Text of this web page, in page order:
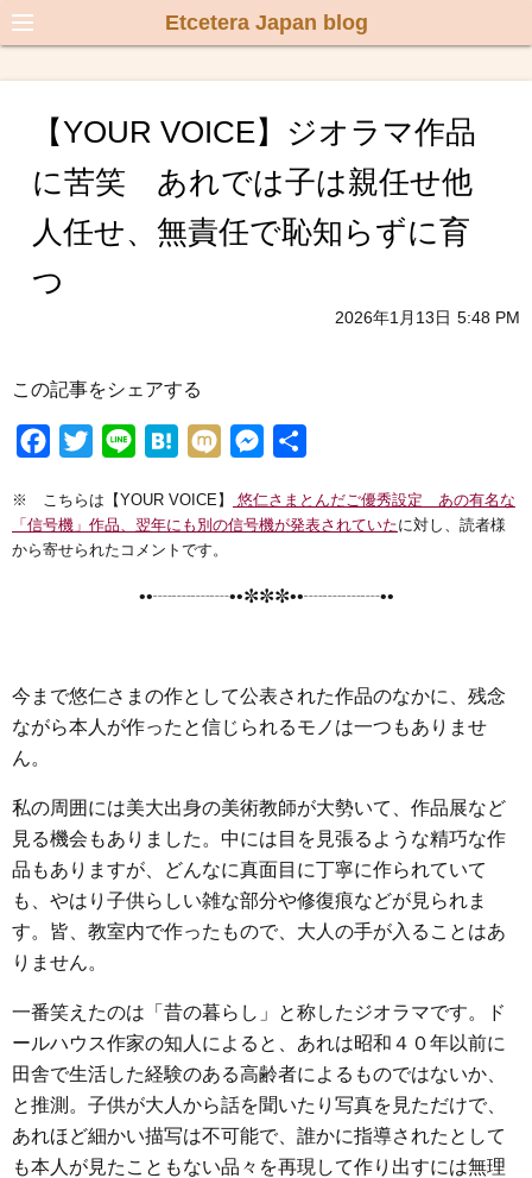
Etcetera Japan blog
【YOUR VOICE】ジオラマ作品
に苦笑 あれでは子は親任せ他
人任せ、無責任で恥知らずに育
つ
2026年1月13日 5:48 PM
この記事をシェアする
c
e
i
t
n
H
t
e
M
x
s
n
r
※ こちらは【YOUR VOICE】
悠仁さまとんだご優秀設定 あの有名な
「信号機」作品、翌年にも別の信号機が発表されていたに対し、読者様
から寄せられたコメントです。
••┈┈┈┈••✼✼✼••┈┈┈┈••
今まで悠仁さまの作として公表された作品のなかに、残念
ながら本人が作ったと信じられるモノは一つもありませ
ん。
私の周囲には美大出身の美術教師が大勢いて、作品展など
見る機会もありました。中には目を見張るような精巧な作
品もありますが、どんなに真面目に丁寧に作られていて
も、やはり子供らしい雑な部分や修復痕などが見られま
す。皆、教室内で作ったもので、大人の手が入ることはあ
りません。
一番笑えたのは「昔の暮らし」と称したジオラマです。ド
ールハウス作家の知人によると、あれは昭和４０年以前に
田舎で生活した経験のある高齢者によるものではないか、
と推測。子供が大人から話を聞いたり写真を見ただけで、
あれほど細かい描写は不可能で、誰かに指導されたとして
も本人が見たこともない品々を再現して作り出すには無理